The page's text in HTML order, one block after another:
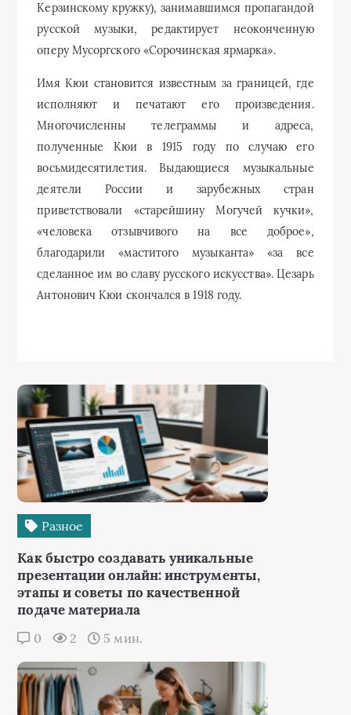
Керзинскому кружку), занимавшимся пропагандой
русской музыки, редактирует неоконченную
оперу Мусоргского «Сорочинская ярмарка».
Имя Кюи становится известным за границей, где
исполняют и печатают его произведения.
Многочисленны телеграммы и адреса,
полученные Кюи в 1915 году по случаю его
восьмидесятилетия. Выдающиеся музыкальные
деятели России и зарубежных стран
приветствовали «старейшину Могучей кучки»,
«человека отзывчивого на все доброе»,
благодарили «маститого музыканта» «за все
сделанное им во славу русского искусства». Цезарь
Антонович Кюи скончался в 1918 году.
Разное
Как быстро создавать уникальные
презентации онлайн: инструменты,
этапы и советы по качественной
подаче материала
0 2 5 мин.